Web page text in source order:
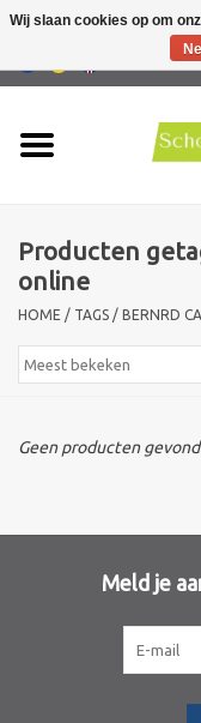
Producten
Huidproblemen
Mannen verzorging
Acties
Sothys Paris
Producten
online
HOME / TAGS / BERNRD
Geen producten
Meld je
Wij slaan cookies op om